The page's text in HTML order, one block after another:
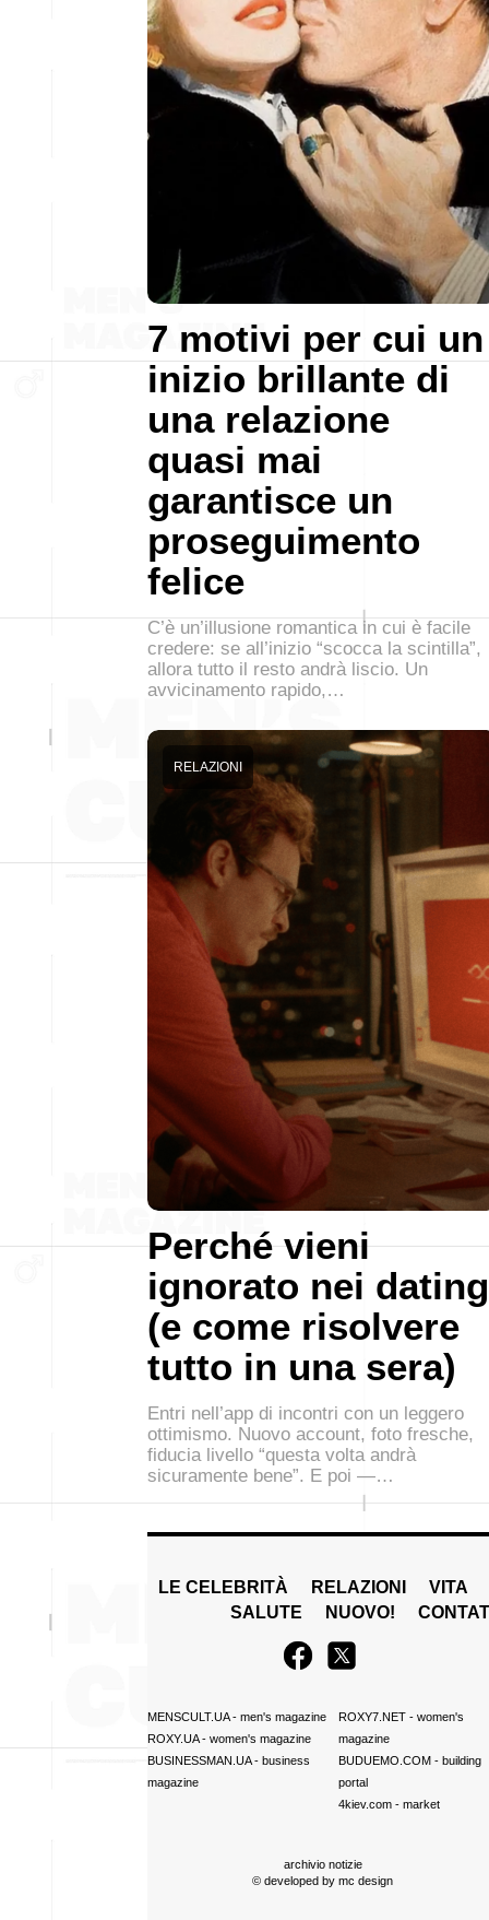
7 motivi per cui un
inizio brillante di
una relazione
quasi mai
garantisce un
proseguimento
felice
C’è un’illusione romantica in cui è facile
credere: se all’inizio “scocca la scintilla”,
allora tutto il resto andrà liscio. Un
avvicinamento rapido,…
Perché vieni
ignorato nei dating
(e come risolvere
tutto in una sera)
RELAZIONI
Entri nell’app di incontri con un leggero
ottimismo. Nuovo account, foto fresche,
fiducia livello “questa volta andrà
sicuramente bene”. E poi —…
LE CELEBRITÀ RELAZIONI
VITA
SALUTE
NUOVO!
MENSCULT.UA- men's magazine
ROXY.UA- women's magazine
BUSINESSMAN.UA- business
magazine
ROXY7.NET- women's
magazine
BUDUEMO.COM- building
portal
4kiev.com- market
archivio notizie
© developed by mc design